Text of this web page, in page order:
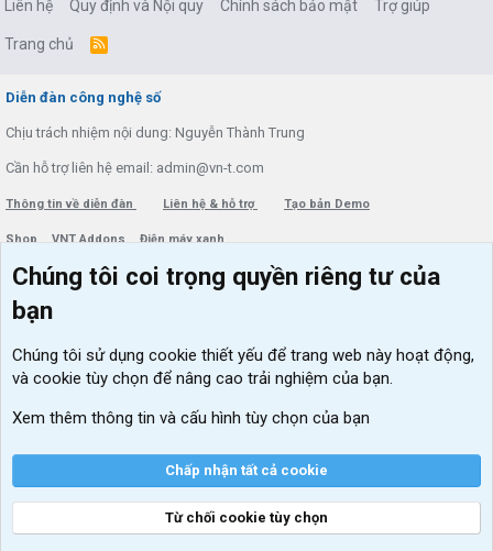
Liên hệ Quy định và Nội quy Chính sách bảo mật Trợ giúp
Trang chủ
R
Diễn đàn công nghệ số
Chịu trách nhiệm nội dung: Nguyễn Thành Trung
Cần hỗ trợ liên hệ email: admin@vn-t.com
Thông tin về diễn đàn Liên hệ & hỗ trợ Tạo bản Demo
Shop VNT Addons Điện máy xanh
Menu thành viên
Đăng nhập
Diễn đàn
Kích hoạt Windows/ Office miễn phí
VIP add-ons Xenforo
Khuyến mãi và tài trợ
Chúng tôi coi trọng quyền riêng tư của
bạn
Chúng tôi sử dụng cookie thiết yếu để trang web này hoạt động,
và cookie tùy chọn để nâng cao trải nghiệm của bạn.
Xem thêm thông tin và cấu hình tùy chọn của bạn
Chấp nhận tất cả cookie
Từ chối cookie tùy chọn